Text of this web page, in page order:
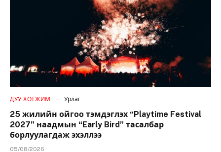
ДУУ ХӨГЖИМ Урлаг
25 жилийн ойгоо тэмдэглэх “Playtime Festival
2027” наадмын “Early Bird” тасалбар
борлуулагдаж эхэллээ
05/08/2026